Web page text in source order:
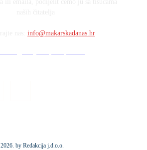
info@makarskadanas.hr
2026. by Redakcija j.d.o.o.